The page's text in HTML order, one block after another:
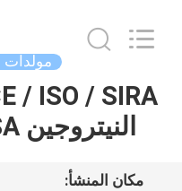
بيت
Technology
Co.,Ltd.
Reserved.
مولدات
النيتروجين PSA للغاز النفطي
مكان المنشأ: